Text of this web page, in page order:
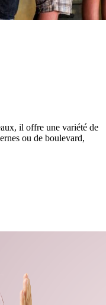
il offre une variété de
ou de boulevard,